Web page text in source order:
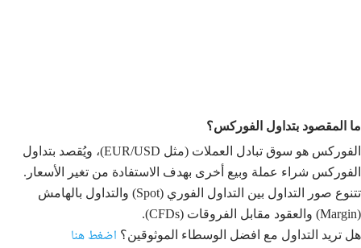
ما المقصود بتداول الفوركس؟
الفوركس هو سوق تبادل العملات (مثل EUR/USD)، ويُقصد بتداول
الفوركس شراء عملة وبيع أخرى بهدف الاستفادة من تغير الأسعار.
تتنوع صور التداول بين التداول الفوري (Spot) والتداول بالهامش
(Margin) والعقود مقابل الفروقات (CFDs).
هل تريد التداول مع افضل الوسطاء الموثوقين؟ اضغط هنا